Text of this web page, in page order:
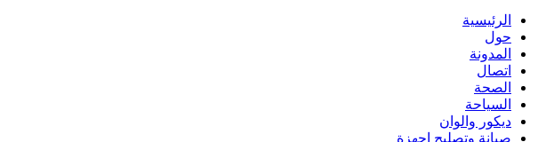
الرئيسية
حول
المدونة
اتصال
الصحة
السياحة
ديكور والوان
صيانة وتصليح اجهزة